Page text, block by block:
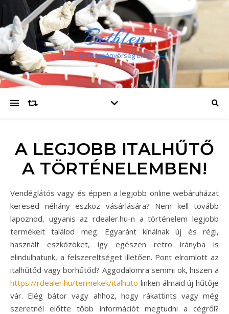
Bethlen
Hagyományőrség blog
A LEGJOBB ITALHŰTŐ
A TÖRTÉNELEMBEN!
Vendéglátós vagy és éppen a legjobb online webáruházat
keresed néhány eszköz vásárlására? Nem kell tovább
lapoznod, ugyanis az rdealer.hu-n a történelem legjobb
termékeit találod meg. Egyaránt kínálnak új és régi,
használt eszközöket, így egészen retro irányba is
elindulhatunk, a felszereltséget illetően. Pont elromlott az
italhűtőd vagy borhűtőd? Aggodalomra semmi ok, hiszen a
https://rdealer.hu/termekek/italhuto linken álmaid új hűtője
vár. Elég bátor vagy ahhoz, hogy rákattints vagy még
szeretnél előtte több információt megtudni a cégről?